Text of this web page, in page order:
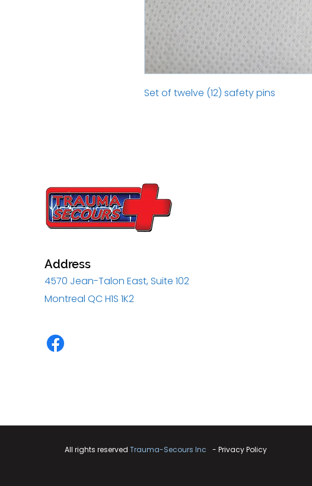
Set of twelve (12) safety pins
Address
4570 Jean-Talon East, Suite 102
Montreal QC H1S 1K2
All rights reserved Trauma-Secours Inc -Privacy Policy